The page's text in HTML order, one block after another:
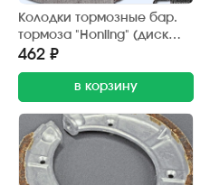
Колодки тормозные бар.
тормоза "Honling" (диск
12"), "Honda Lead" 110х25
мм. (2 шт.) Китай
462 ₽
в корзину